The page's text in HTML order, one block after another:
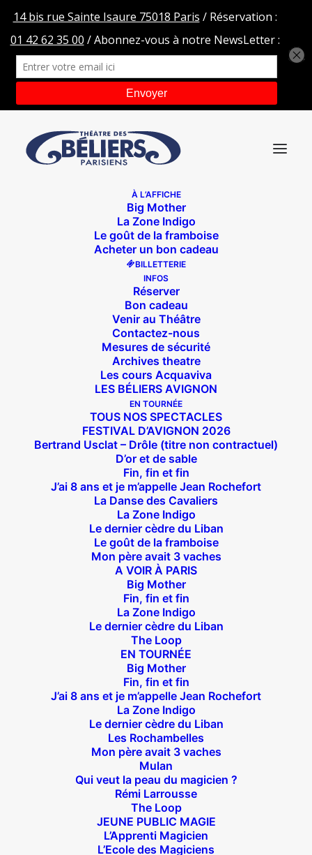
À L’AFFICHE
Big Mother
La Zone Indigo
Le goût de la framboise
Acheter un bon cadeau
BILLETTERIE
INFOS
Réserver
Bon cadeau
Venir au Théâtre
Contactez-nous
Mesures de sécurité
Archives theatre
Les cours Acquaviva
LES BÉLIERS AVIGNON
EN TOURNÉE
TOUS NOS SPECTACLES
FESTIVAL D’AVIGNON 2026
Bertrand Usclat – Drôle (titre non contractuel)
D’or et de sable
Fin, fin et fin
J’ai 8 ans et je m’appelle Jean Rochefort
La Danse des Cavaliers
La Zone Indigo
Le dernier cèdre du Liban
Le goût de la framboise
Mon père avait 3 vaches
A VOIR À PARIS
Big Mother
Fin, fin et fin
La Zone Indigo
Le dernier cèdre du Liban
The Loop
EN TOURNÉE
Big Mother
Fin, fin et fin
J’ai 8 ans et je m’appelle Jean Rochefort
La Zone Indigo
Le dernier cèdre du Liban
Les Rochambelles
Mon père avait 3 vaches
Mulan
Qui veut la peau du magicien ?
Rémi Larrousse
The Loop
JEUNE PUBLIC MAGIE
L’Apprenti Magicien
L’Ecole des Magiciens
Dossier de présentation – J’ai 8 ans et je m’appelle Jean
Rochefort_compressed
J'ai 8 ans et je m'appelle Jean Rochefort
Dossier de présentation – J’ai 8 ans et je m’appelle Jean
Rochefort_compressed
Suivez nous !
Théâtre des Béliers Parisiens
14 bis rue Sainte Isaure 75018 Paris
Joffrin / Simplon – Loc : 01 42 62 35 00